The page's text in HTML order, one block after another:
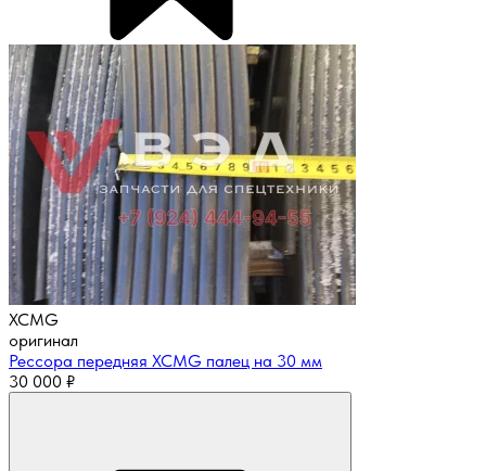
XCMG
оригинал
Рессора передняя XCMG палец на 30 мм
30 000 ₽